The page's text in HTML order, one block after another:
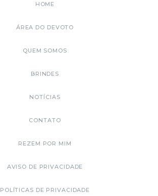
HOME
ÁREA DO DEVOTO
QUEM SOMOS
BRINDES
NOTÍCIAS
CONTATO
REZEM POR MIM
AVISO DE PRIVACIDADE
POLÍTICAS DE PRIVACIDADE